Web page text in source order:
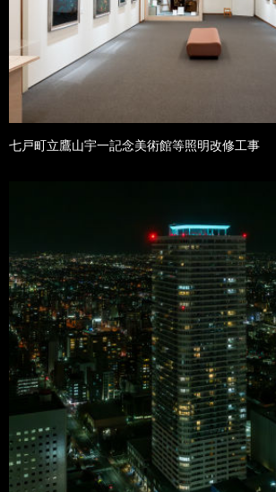
七戸町立鷹山宇一記念美術館等照明改修工事